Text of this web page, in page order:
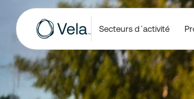
Secteurs d´activité